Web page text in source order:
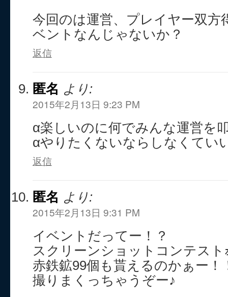
今回のは運営、プレイヤー双方
ベントなんじゃないか？
返信
匿名 より:
2015年2月13日 9:23 PM
α楽しいのに何でみんな運営を
αやりたくないならしなくてい
返信
匿名 より:
2015年2月13日 9:31 PM
イベントだってー！？
スクリーンショットコンテスト
赤鉄鉱99個も貰えるのかぁー！
撮りまくっちゃうぞー♪